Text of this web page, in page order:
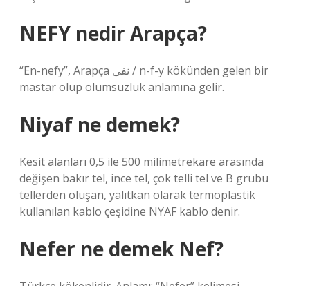
NEFY nedir Arapça?
“En-nefy”, Arapça نفى / n-f-y kökünden gelen bir
mastar olup olumsuzluk anlamına gelir.
Niyaf ne demek?
Kesit alanları 0,5 ile 500 milimetrekare arasında
değişen bakır tel, ince tel, çok telli tel ve B grubu
tellerden oluşan, yalıtkan olarak termoplastik
kullanılan kablo çeşidine NYAF kablo denir.
Nefer ne demek Nef?